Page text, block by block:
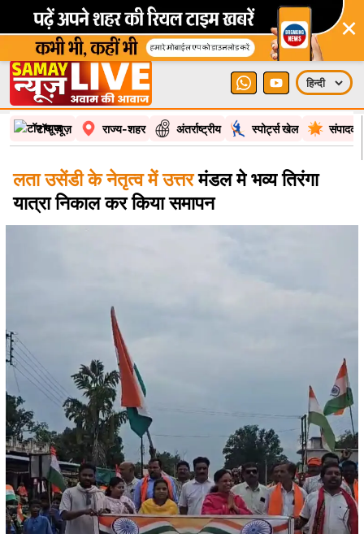
×
टॉप न्यूज़ राज्य-शहर अंतर्राष्ट्रीय स्पोर्ट्स खेल
लता उसेंडी के नेतृत्व में उत्तरमंडल मे भव्य तिरंगा
यात्रा निकाल कर किया समापन